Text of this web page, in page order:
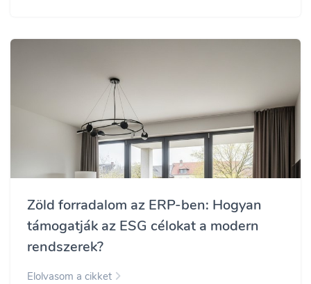
Zöld forradalom az ERP-ben: Hogyan
támogatják az ESG célokat a modern
rendszerek?
Elolvasom a cikket